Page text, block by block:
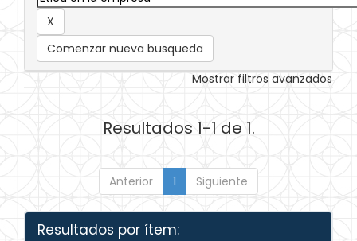
Comenzar nueva busqueda
Mostrar filtros avanzados
Resultados 1-1 de 1.
Anterior 1 Siguiente
Resultados por ítem: